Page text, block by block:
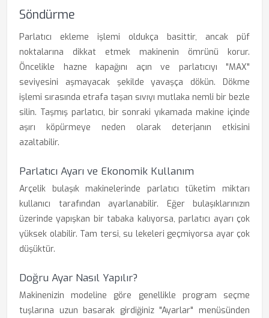
Söndürme
Parlatıcı ekleme işlemi oldukça basittir, ancak püf
noktalarına dikkat etmek makinenin ömrünü korur.
Öncelikle hazne kapağını açın ve parlatıcıyı "MAX"
seviyesini aşmayacak şekilde yavaşça dökün. Dökme
işlemi sırasında etrafa taşan sıvıyı mutlaka nemli bir bezle
silin. Taşmış parlatıcı, bir sonraki yıkamada makine içinde
aşırı köpürmeye neden olarak deterjanın etkisini
azaltabilir.
Parlatıcı Ayarı ve Ekonomik Kullanım
Arçelik bulaşık makinelerinde parlatıcı tüketim miktarı
kullanıcı tarafından ayarlanabilir. Eğer bulaşıklarınızın
üzerinde yapışkan bir tabaka kalıyorsa, parlatıcı ayarı çok
yüksek olabilir. Tam tersi, su lekeleri geçmiyorsa ayar çok
düşüktür.
Doğru Ayar Nasıl Yapılır?
Makinenizin modeline göre genellikle program seçme
tuşlarına uzun basarak girdiğiniz "Ayarlar" menüsünden